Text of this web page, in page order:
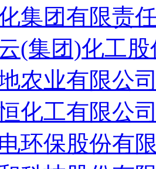
集团有限责
(集团)化工
农业有限公
化工有限公
环保股份有